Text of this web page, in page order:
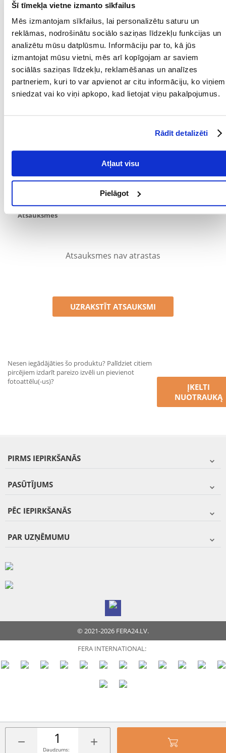
Šī tīmekļa vietne izmanto sīkfailus
Mēs izmantojam sīkfailus, lai personalizētu saturu un
reklāmas, nodrošinātu sociālo saziņas līdzekļu funkcijas un
analizētu mūsu datplūsmu. Informāciju par to, kā jūs
izmantojat mūsu vietni, mēs arī kopīgojam ar saviem
sociālās saziņas līdzekļu, reklamēšanas un analīzes
partneriem, kuri to var apvienot ar citu informāciju, ko viņiem
sniedzat vai ko viņi apkopo, kad lietojat viņu pakalpojumus.
Rādīt detalizēti
Atļaut visu
Pielāgot
− +
Daudzums:
Filtrēšanas sūklis, kas izgatavots no augstas veiktspējas filtrēšanas
materiāla, ko izmanto TetraTec iekšējos filtros. Tīra ūdens un efektīva
kaitīgo vielu, piemēram, amonjaka un nitrītu, filtrēšana. Turklāt sūkļa
struktūra nodrošina mehānisku filtrāciju, kas noņem arī neredzamās
daļiņas. Ideāli piemērots lietošanai saldūdens un jūras akvārijos.
Parametri
PRODUCENT: TETRA
Tikai reģistrēti FERA24.LV klienti, kuri ir iegādājušies produktu,
var dot tai vērtējumu. Ar zvaigznītēm norādītais vērtējums ir
vidējais no visiem vērtējumiem. Pēc atsauksmju apstrādes mēs
publicēsim gan pozitīvus, gan negatīvus vērtējumus.
Atsauksmes
Atsauksmes nav atrastas
UZRAKSTĪT ATSAUKSMI
Nesen iegādājāties šo produktu? Palīdziet citiem
pircējiem izdarīt pareizo izvēli un pievienot
fotoattēlu(-us)?
ĮKELTI
NUOTRAUKĄ
PIRMS IEPIRKŠANĀS
PASŪTĪJUMS
PĒC IEPIRKŠANĀS
PAR UZŅĒMUMU
© 2021-2026 FERA24.LV.
FERA INTERNATIONAL: